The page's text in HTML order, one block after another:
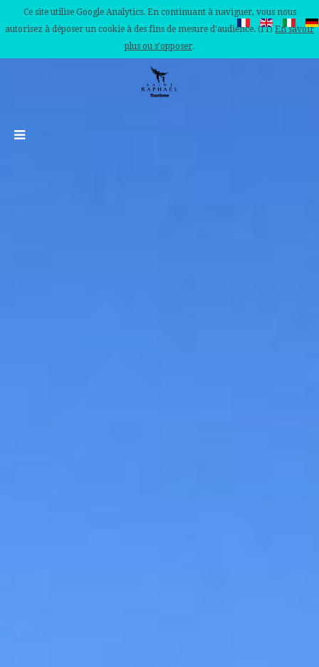
Ce site utilise Google Analytics. En continuant à naviguer, vous nous
autorisez à déposer un cookie à des fins de mesure d'audience. (IT) En savoir
plus ou s'opposer.